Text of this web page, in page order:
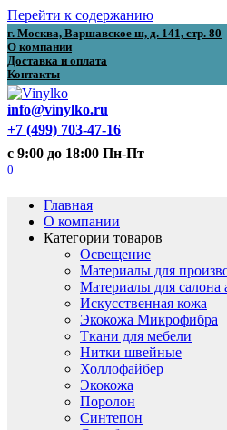
Перейти к содержанию
г. Москва, Варшавское ш, д. 141, стр. 80
О компании
Доставка и оплата
Контакты
info@vinylko.ru
+7 (499) 703-47-16
с 9:00 до 18:00 Пн-Пт
0
Главная
О компании
Категории товаров
Освещение
Материалы для
Материалы для салона
Искусственная кожа
Экокожа Микрофибра
Ткани для мебели
Нитки швейные
Холлофайбер
Экокожа
Поролон
Синтепон